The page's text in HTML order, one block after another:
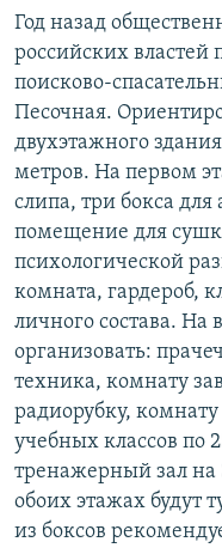
Год назад
российских властей
поисково-
Песочная.
двухэтажного
метров. На первом
слипа, три бокса
помещение для
психологической
комната, гардероб,
личного состава. На
организовать:
техника, комнату
радиорубку,
учебных классов по
тренажерный зал на
обоих этажах будут
из боксов